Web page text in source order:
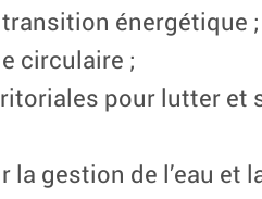
énergétique ;
circulaire ;
pour lutter et
gestion de l’eau et